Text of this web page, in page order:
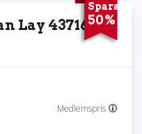
Spara
50%
Lay 43716400
Medlemspris